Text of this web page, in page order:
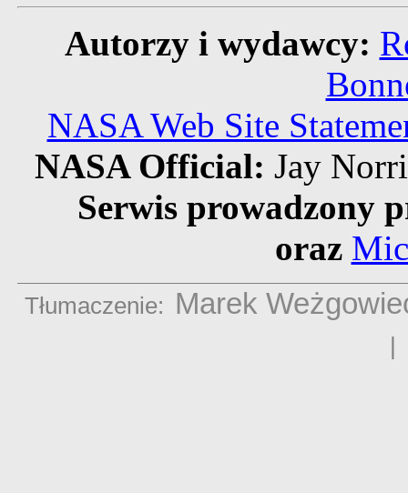
Autorzy i wydawcy:
NASA Web Site
NASA Official: Jay
Serwis prowadzony
oraz
Tłumaczenie: Marek
|